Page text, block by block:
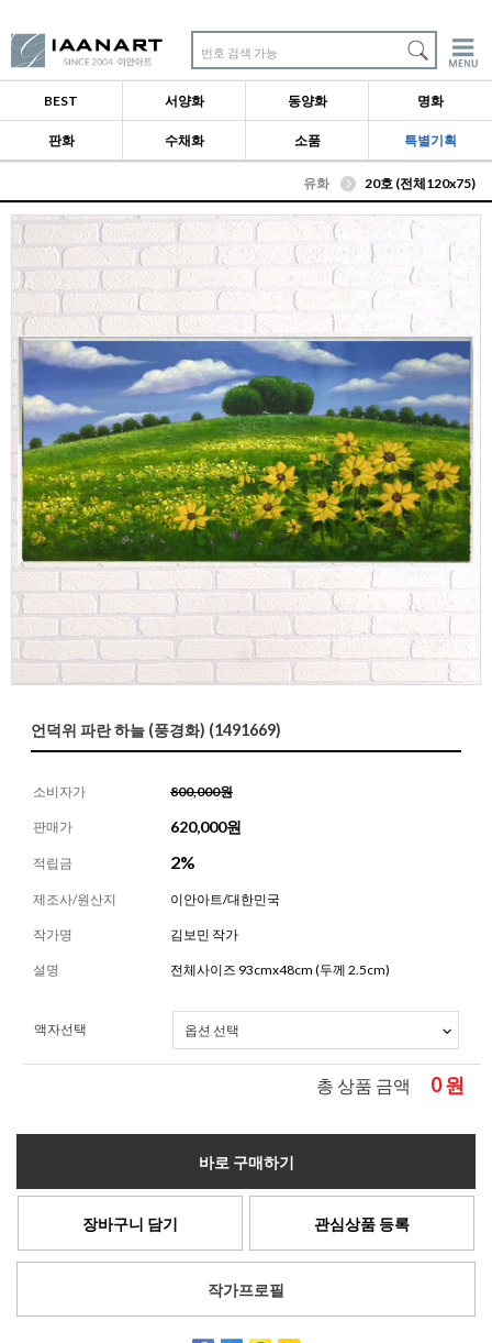
번호 검색 가능
BEST 서양화 동양화 명화
판화 수채화 소품 특별기획
유화 20호 (전체120x75)
언덕위 파란 하늘 (풍경화) (1491669)
소비자가 800,000원
판매가 620,000원
적립금 2%
제조사/원산지 이안아트/대한민국
작가명 김보민 작가
설명 전체사이즈 93cmx48cm (두께 2.5cm)
액자선택
총 상품 금액 0원
바로 구매하기
장바구니 담기 관심상품 등록
작가프로필